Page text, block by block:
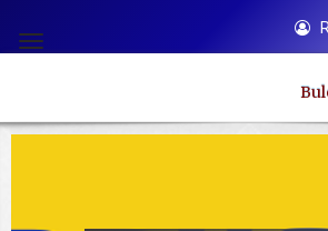
jump
content
Toggle